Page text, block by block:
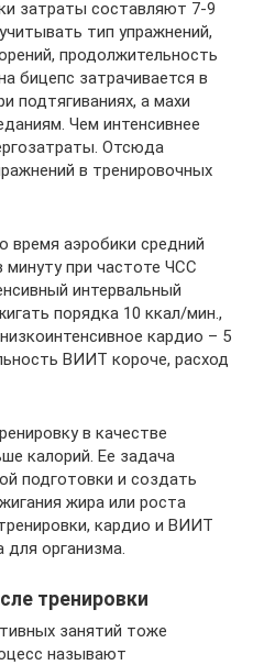
затраты составляют 7-9
тип упражнений,
продолжительность
бицепс затрачивается в
подтягиваниях, а махи
Чем интенсивнее
Отсюда
в тренировочных
время аэробики средний
минуту при частоте ЧСС
интервальный
порядка 10 ккал/мин.,
кардио – 5
ВИИТ короче, расход
в качестве
калорий. Ее задача
подготовки и создать
жира или роста
кардио и ВИИТ
организма.
тренировки
занятий тоже
называют